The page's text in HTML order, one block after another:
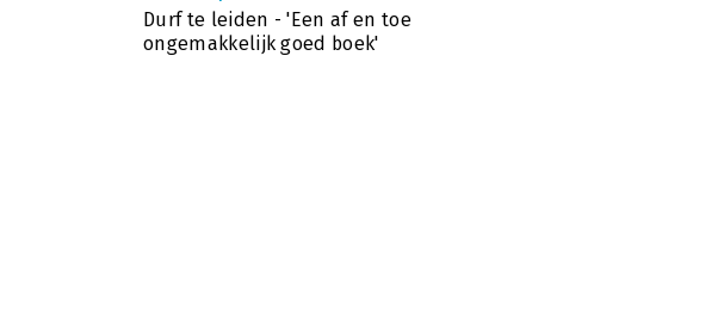
Durf te leiden - 'Een af en toe
ongemakkelijk goed boek'